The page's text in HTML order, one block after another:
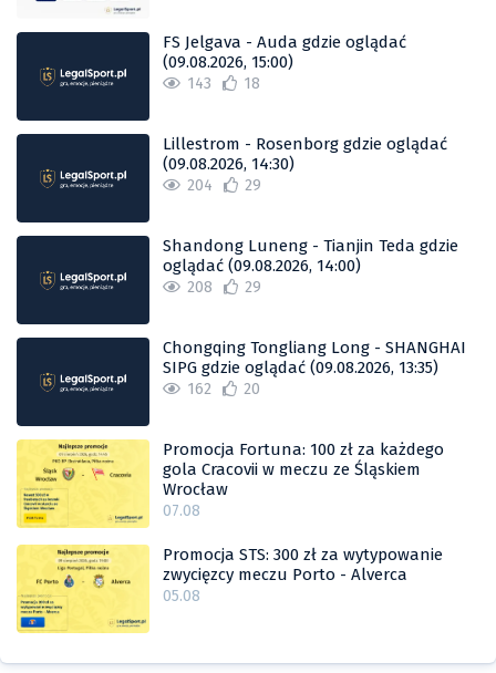
FS Jelgava - Auda gdzie oglądać
(09.08.2026, 15:00)
143 18
Lillestrom - Rosenborg gdzie oglądać
(09.08.2026, 14:30)
204 29
Shandong Luneng - Tianjin Teda gdzie
oglądać (09.08.2026, 14:00)
208 29
Chongqing Tongliang Long - SHANGHAI
SIPG gdzie oglądać (09.08.2026, 13:35)
162 20
Promocja Fortuna: 100 zł za każdego
gola Cracovii w meczu ze Śląskiem
Wrocław
07.08
Promocja STS: 300 zł za wytypowanie
zwycięzcy meczu Porto - Alverca
05.08